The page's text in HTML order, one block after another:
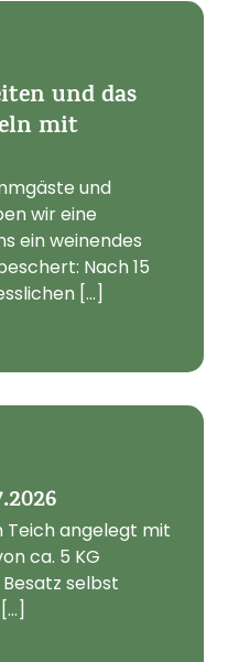
und das
mit
und
wir eine
ein weinendes
Nach 15
[...]
Teich angelegt mit
ca. 5 KG
selbst